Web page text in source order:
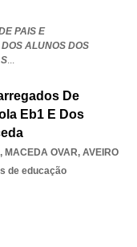
PAIS E
ALUNOS DOS
...
De
Eb1 E Dos
, MACEDA OVAR, AVEIRO
de educação